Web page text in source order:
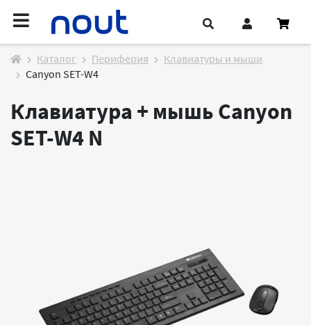
Каталог Периферия
Клавиатуры и мыши
Canyon SET-W4
Клавиатура + мышь Canyon
SET-W4 N